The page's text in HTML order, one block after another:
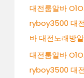
대전룸알바
ryboy3500 대
바 대전노래방
대전룸알바
ryboy3500 대